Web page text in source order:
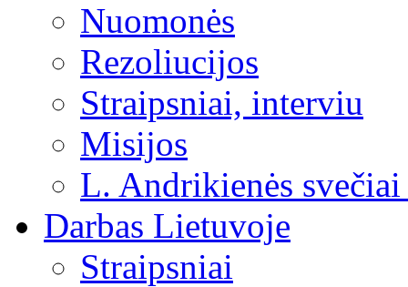
Nuomonės
Rezoliucijos
Straipsniai, interviu
Misijos
L. Andrikienės
Darbas Lietuvoje
Straipsniai